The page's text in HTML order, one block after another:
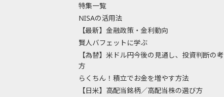
特集一覧
NISAの活用法
【最新】金融政策・金利動向
賢人バフェットに学ぶ
【為替】米ドル円今後の見通し、投資判断の
方
らくちん！積立でお金を増やす方法
【日米】高配当銘柄／高配当株の選び方